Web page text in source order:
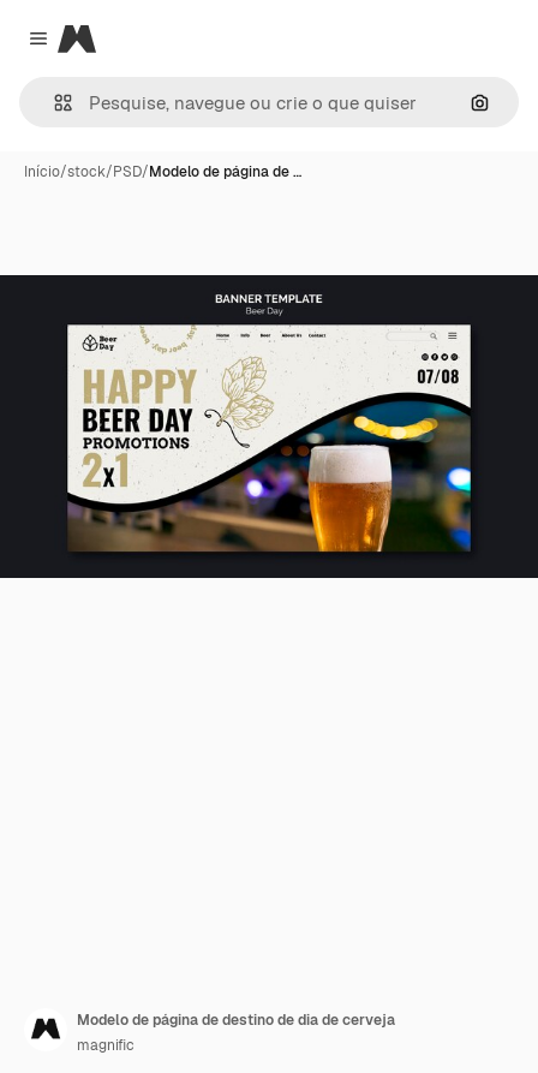
Close menu
Magnific
Início/stock/PSD/Modelo de página de …
Modelo de página de destino de dia de cerveja
magnific